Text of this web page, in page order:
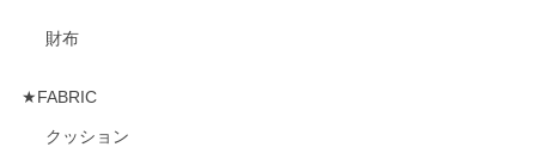
財布
★FABRIC
クッション